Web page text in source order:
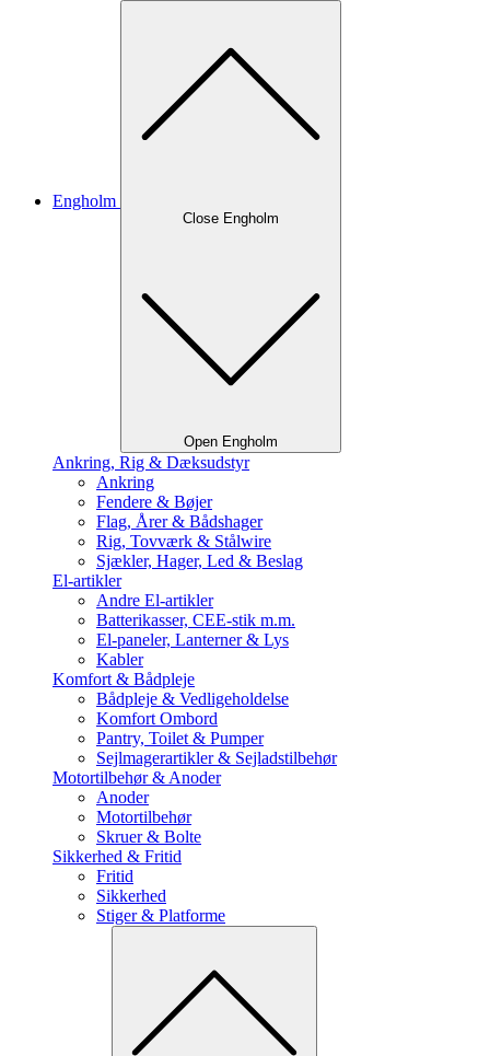
Engholm
Close Engholm
Open Engholm
Ankring, Rig & Dæksudstyr
Ankring
Fendere & Bøjer
Flag, Årer & Bådshager
Rig, Tovværk & Stålwire
Sjækler, Hager, Led & Beslag
El-artikler
Andre El-artikler
Batterikasser, CEE-stik m.m.
El-paneler, Lanterner & Lys
Kabler
Komfort & Bådpleje
Bådpleje & Vedligeholdelse
Komfort Ombord
Pantry, Toilet & Pumper
Sejlmagerartikler & Sejladstilbehør
Motortilbehør & Anoder
Anoder
Motortilbehør
Skruer & Bolte
Sikkerhed & Fritid
Fritid
Sikkerhed
Stiger & Platforme